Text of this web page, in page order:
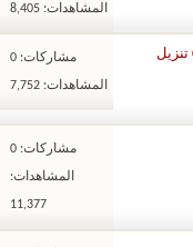
المشاهدات: 8,405
شيخ روحاني صادق تنزيل الاموال خلال ساعة 00201203443373 تنزيل مشاركات: 0
المشاهدات: 7,752
مشاركات: 0
المشاهدات:
11,377